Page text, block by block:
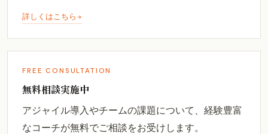
詳しくはこちら
FREE CONSULTATION
無料相談実施中
アジャイル導入やチームの課題について、経験豊富
なコーチが無料でご相談をお受けします。